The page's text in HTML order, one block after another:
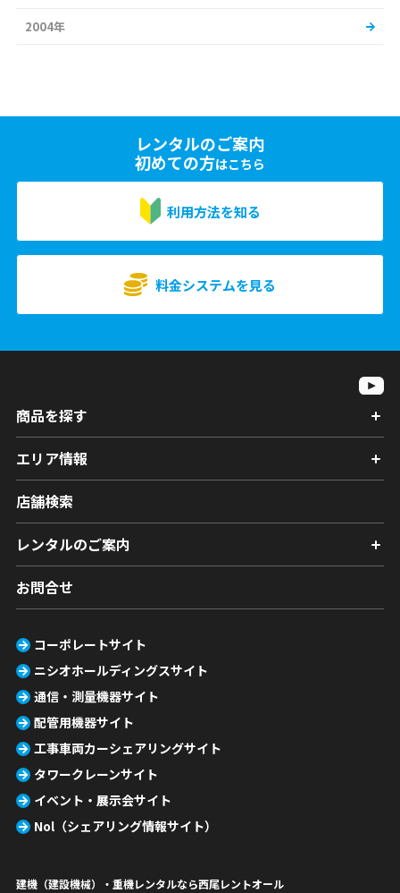
2004年
レンタルのご案内
初めての方はこちら
利用方法を知る
料金システムを見る
商品を探す
エリア情報
店舗検索
レンタルのご案内
お問合せ
コーポレートサイト
ニシオホールディングスサイト
通信・測量機器サイト
配管用機器サイト
工事車両カーシェアリングサイト
タワークレーンサイト
イベント・展示会サイト
Nol（シェアリング情報サイト）
建機（建設機械）・重機レンタルなら西尾レントオール